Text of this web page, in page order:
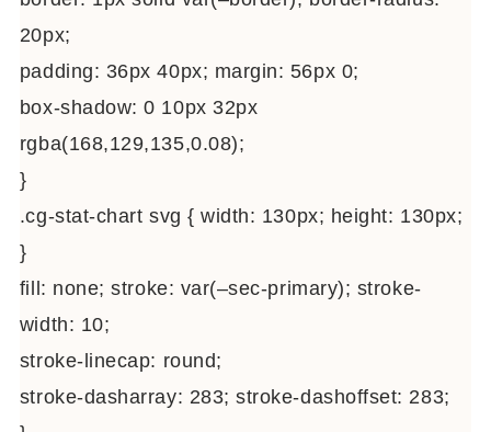
20px;
padding: 36px 40px; margin: 56px 0;
box-shadow: 0 10px 32px
rgba(168,129,135,0.08);
}
.cg-stat-chart svg { width: 130px; height: 130px;
}
fill: none; stroke: var(–sec-primary); stroke-
width: 10;
stroke-linecap: round;
stroke-dasharray: 283; stroke-dashoffset: 283;